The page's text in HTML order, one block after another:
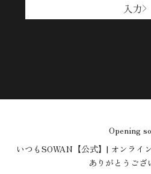
入力
Opening
いつもSOWAN【公式】| オンライ
ありがとうござ